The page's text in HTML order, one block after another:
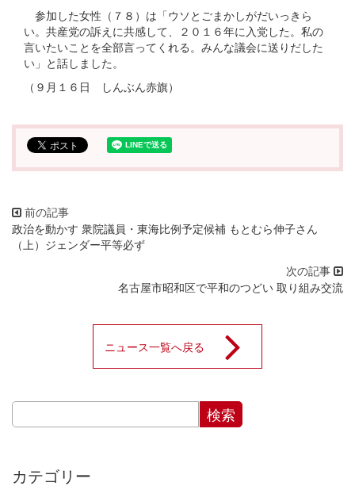
参加した女性（７８）は「ウソとごまかしがだいっきら
い。共産党の訴えに共感して、２０１６年に入党した。私の
言いたいことを全部言ってくれる。みんな議会に送りだした
い」と話しました。
（９月１６日 しんぶん赤旗）
政治を動かす 衆院議員・東海比例予定候補 もとむら伸子さん
（上）ジェンダー平等必ず
名古屋市昭和区で平和のつどい 取り組み交流
ニュース一覧へ戻る
カテゴリー